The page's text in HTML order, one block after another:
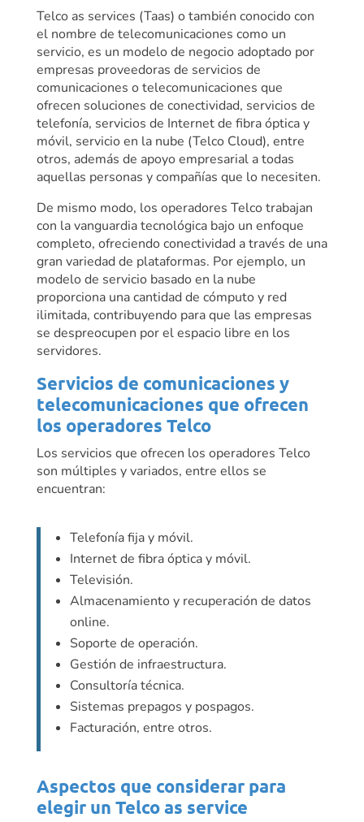
Telco as services (Taas) o también conocido con
el nombre de telecomunicaciones como un
servicio, es un modelo de negocio adoptado por
empresas proveedoras de servicios de
comunicaciones o telecomunicaciones que
ofrecen soluciones de conectividad, servicios de
telefonía, servicios de Internet de fibra óptica y
móvil, servicio en la nube (Telco Cloud), entre
otros, además de apoyo empresarial a todas
aquellas personas y compañías que lo necesiten.
De mismo modo, los operadores Telco trabajan
con la vanguardia tecnológica bajo un enfoque
completo, ofreciendo conectividad a través de una
gran variedad de plataformas. Por ejemplo, un
modelo de servicio basado en la nube
proporciona una cantidad de cómputo y red
ilimitada, contribuyendo para que las empresas
se despreocupen por el espacio libre en los
servidores.
Servicios de comunicaciones y
telecomunicaciones que ofrecen
los operadores Telco
Los servicios que ofrecen los operadores Telco
son múltiples y variados, entre ellos se
encuentran:
Telefonía fija y móvil.
Internet de fibra óptica y móvil.
Televisión.
Almacenamiento y recuperación de datos
online.
Soporte de operación.
Gestión de infraestructura.
Consultoría técnica.
Sistemas prepagos y pospagos.
Facturación, entre otros.
Aspectos que considerar para
elegir un Telco as service